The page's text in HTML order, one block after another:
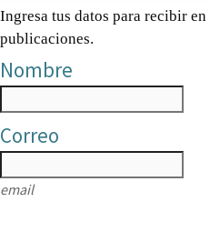
Ingresa tus datos para recibir
publicaciones.
Nombre
Correo
email